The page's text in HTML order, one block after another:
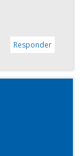
Responder